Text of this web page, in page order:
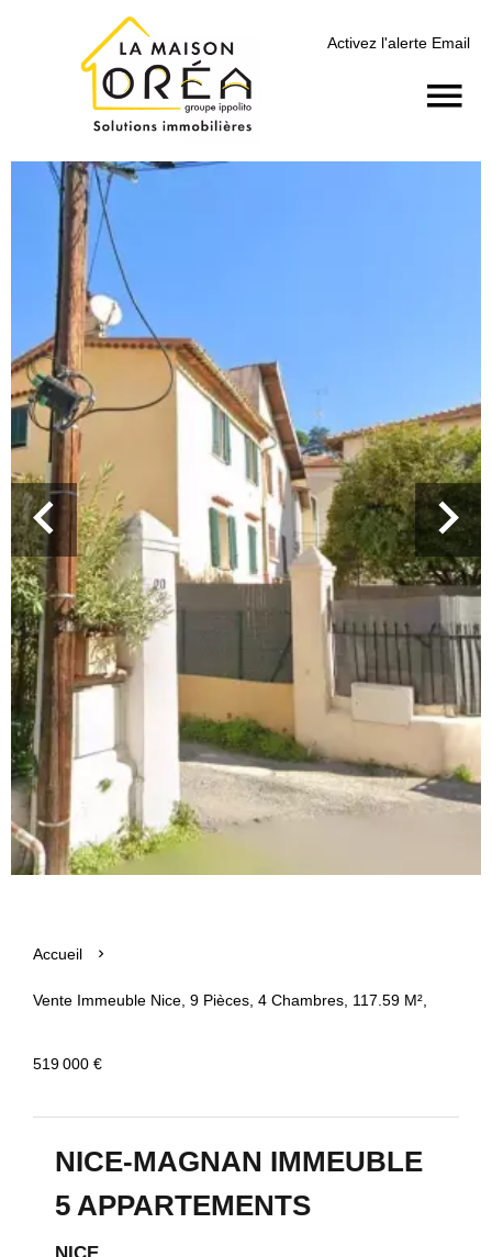
Activez l'alerte Email
Accueil
Vente Immeuble Nice, 9 Pièces, 4 Chambres, 117.59 M²,
519 000 €
NICE-MAGNAN IMMEUBLE
5 APPARTEMENTS